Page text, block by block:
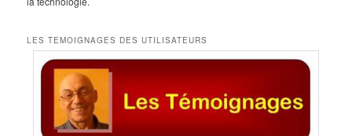
LES TEMOIGNAGES DES UTILISATEURS